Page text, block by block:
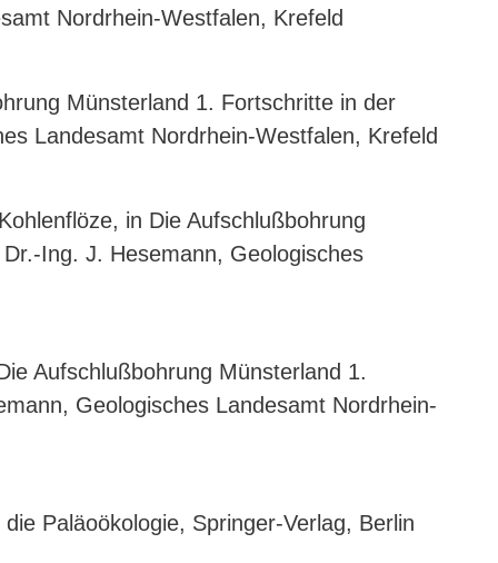
Nordrhein-Westfalen, Krefeld
Münsterland 1. Fortschritte in der
Landesamt Nordrhein-Westfalen, Krefeld
in Die Aufschlußbohrung
Ing. J. Hesemann, Geologisches
Aufschlußbohrung Münsterland 1.
Geologisches Landesamt Nordrhein-
Paläoökologie, Springer-Verlag, Berlin